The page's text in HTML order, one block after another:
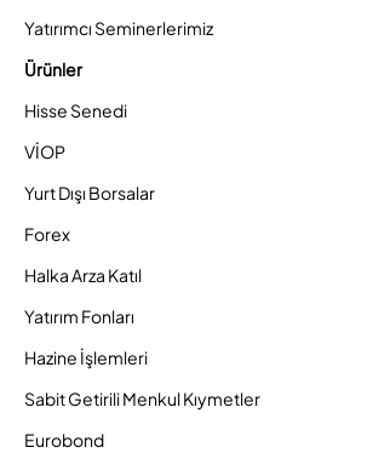
Yatırımcı Seminerlerimiz
Ürünler
Hisse Senedi
VİOP
Yurt Dışı Borsalar
Forex
Halka Arza Katıl
Yatırım Fonları
Hazine İşlemleri
Sabit Getirili Menkul Kıymetler
Eurobond